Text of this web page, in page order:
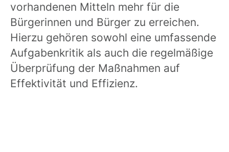
vorhandenen Mitteln mehr für die
Bürgerinnen und Bürger zu erreichen.
Hierzu gehören sowohl eine umfassende
Aufgabenkritik als auch die regelmäßige
Überprüfung der Maßnahmen auf
Effektivität und Effizienz.